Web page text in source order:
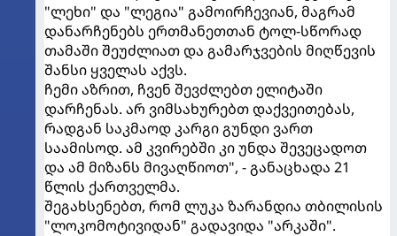
"ლეხი" და "ლეგია" გამოირჩევიან, მაგრამ
დანარჩენებს ერთმანეთთან ტოლ-სწორად
თამაში შეუძლიათ და გამარჯვების მიღწევის
შანსი ყველას აქვს.
ჩემი აზრით, ჩვენ შევძლებთ ელიტაში
დარჩენას. არ ვიმსახურებთ დაქვეითებას,
რადგან საკმაოდ კარგი გუნდი ვართ
საამისოდ. ამ კვირებში კი უნდა შევეცადოთ
და ამ მიზანს მივაღწიოთ", - განაცხადა 21
წლის ქართველმა.
შეგახსენებთ, რომ ლუკა ზარანდია თბილისის
"ლოკომოტივიდან" გადავიდა "არკაში".